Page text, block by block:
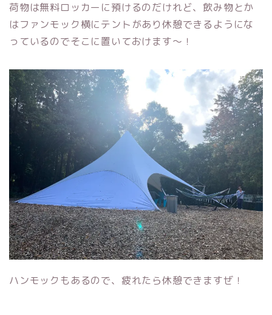
荷物は無料ロッカーに預けるのだけれど、飲み物とか
はファンモック横にテントがあり休憩できるようにな
っているのでそこに置いておけます〜！
ハンモックもあるので、疲れたら休憩できますぜ！